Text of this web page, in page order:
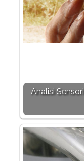
Analisi